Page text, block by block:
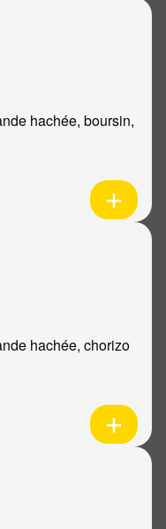
hachée, boursin,
hachée, chorizo